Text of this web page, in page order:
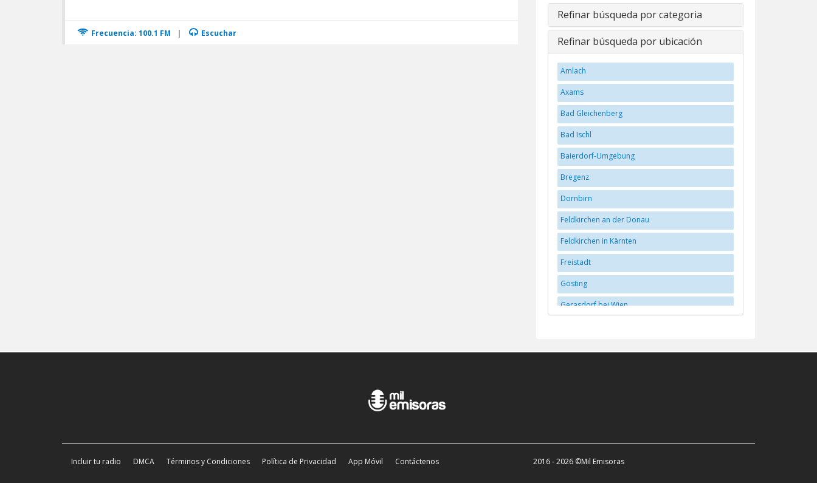
Frecuencia: 100.1 FM | Escuchar
Refinar búsqueda por categoria
Refinar búsqueda por ubicación
Amlach
Axams
Bad Gleichenberg
Bad Ischl
Baierdorf-Umgebung
Bregenz
Dornbirn
Feldkirchen an der Donau
Feldkirchen in Kärnten
Freistadt
Gösting
Gerasdorf bei Wien
Incluir tu radio DMCA Términos y Condiciones Política de Privacidad App Móvil Contáctenos 2016 - 2026 ©Mil Emisoras